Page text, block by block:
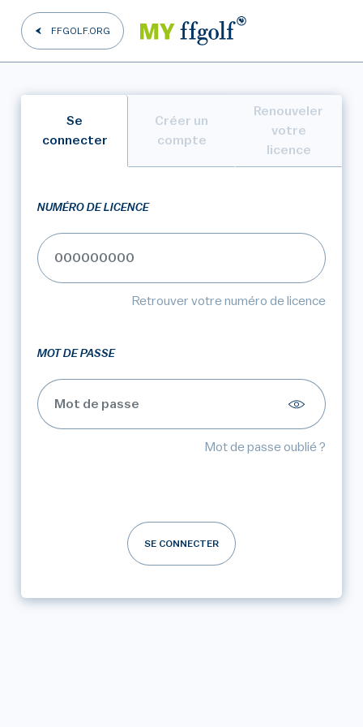
FFGOLF.ORG
Se
connecter
Créer un
compte
Renouveler
votre
licence
NUMÉRO DE LICENCE
Retrouver votre numéro de licence
MOT DE PASSE
Mot de passe oublié ?
SE CONNECTER